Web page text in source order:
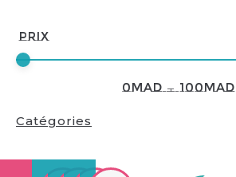
Prix
0MAD—100MAD
Catégories